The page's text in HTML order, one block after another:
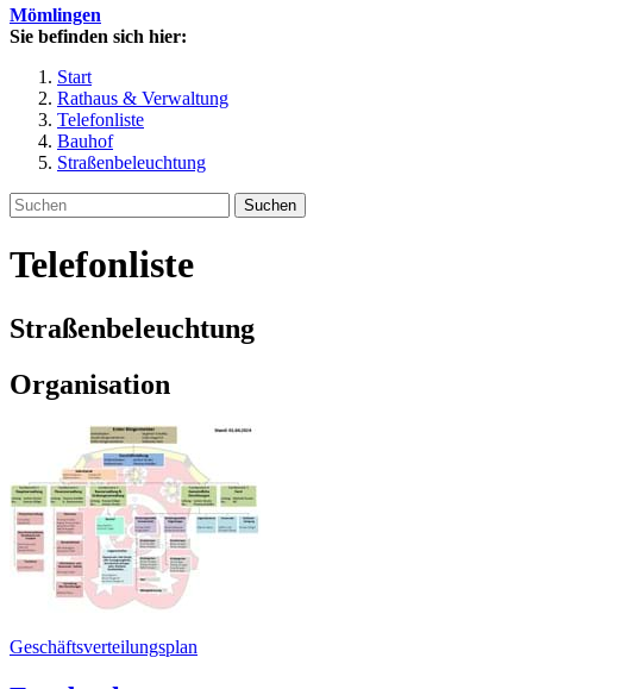
Mömlingen
Sie befinden sich hier:
Start
Rathaus & Verwaltung
Telefonliste
Bauhof
Straßenbeleuchtung
Suchen
Telefonliste
Straßenbeleuchtung
Organisation
Geschäftsverteilungsplan